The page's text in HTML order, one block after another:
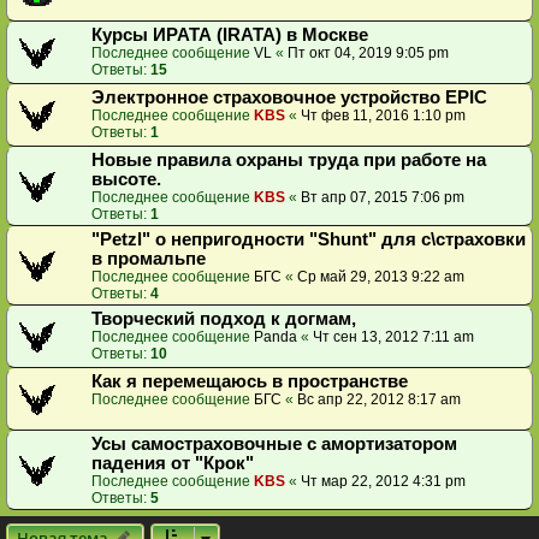
Курсы ИРАТА (IRATA) в Москве
Последнее сообщение VL « Пт окт 04, 2019 9:05 pm
Ответы: 15
Электронное страховочное устройство EPIC
Последнее сообщение KBS « Чт фев 11, 2016 1:10 pm
Ответы: 1
Новые правила охраны труда при работе на
высоте.
Последнее сообщение KBS « Вт апр 07, 2015 7:06 pm
Ответы: 1
"Petzl" о непригодности "Shunt" для с\страховки
в промальпе
Последнее сообщение БГС « Ср май 29, 2013 9:22 am
Ответы: 4
Творческий подход к догмам,
Последнее сообщение Panda « Чт сен 13, 2012 7:11 am
Ответы: 10
Как я перемещаюсь в пространстве
Последнее сообщение БГС « Вс апр 22, 2012 8:17 am
Усы самостраховочные с амортизатором
падения от "Крок"
Последнее сообщение KBS « Чт мар 22, 2012 4:31 pm
Ответы: 5